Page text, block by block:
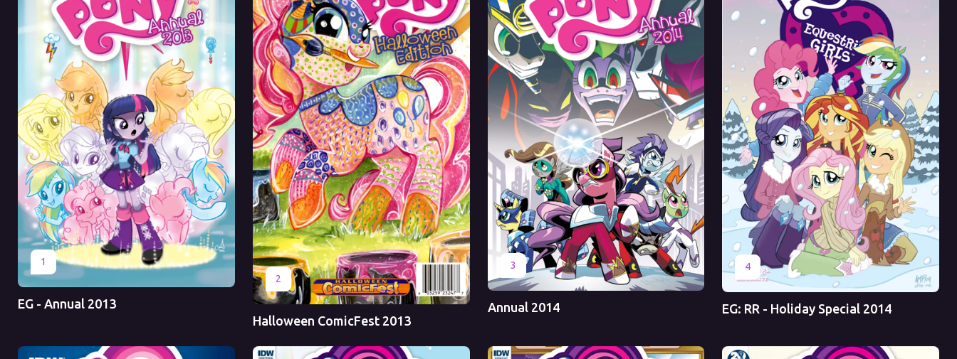
1Оригинал Перевод
EG - Annual 2013
2Оригинал
Halloween ComicFest 2013
3Оригинал Перевод
Annual 2014
4Оригинал Перевод
EG: RR - Holiday Special 2014